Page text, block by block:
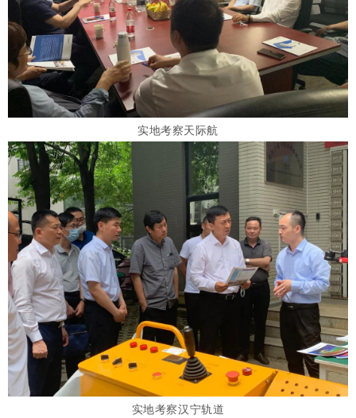
实地考察天际航
实地考察汉宁轨道